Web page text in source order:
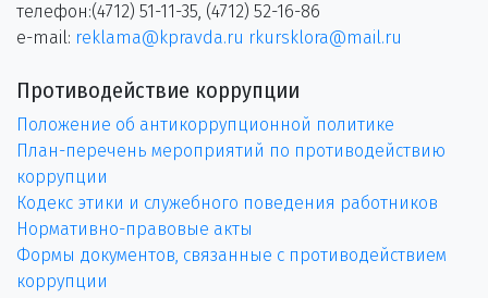
телефон:(4712) 51-11-35, (4712) 52-16-86
e-mail: reklama@kpravda.ru rkursklora@mail.ru
Противодействие коррупции
Положение об антикоррупционной политике
План-перечень мероприятий по противодействию
коррупции
Кодекс этики и служебного поведения работников
Нормативно-правовые акты
Формы документов, связанные с противодействием
коррупции